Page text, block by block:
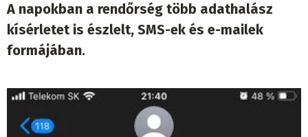
A napokban a rendőrség több adathalász
kísérletet is észlelt, SMS-ek és e-mailek
formájában.